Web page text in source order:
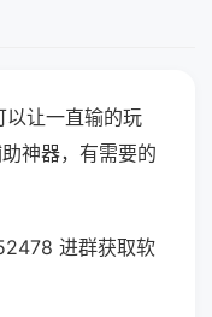
以让一直输的玩
神器，有需要的
进群获取软